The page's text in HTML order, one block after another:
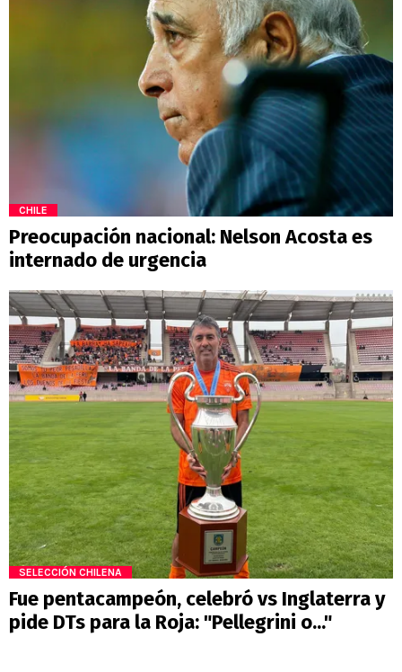
CHILE
Preocupación nacional: Nelson Acosta es
internado de urgencia
SELECCIÓN CHILENA
Fue pentacampeón, celebró vs Inglaterra y
pide DTs para la Roja: "Pellegrini o..."